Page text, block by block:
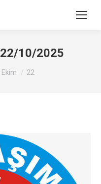
Search:
22/10/2025
Ekim 22